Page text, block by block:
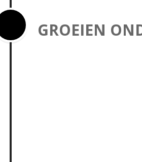
GROEIEN